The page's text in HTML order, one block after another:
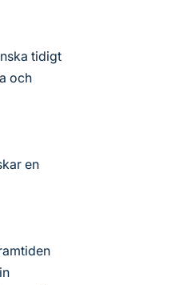
tidigt
och
en